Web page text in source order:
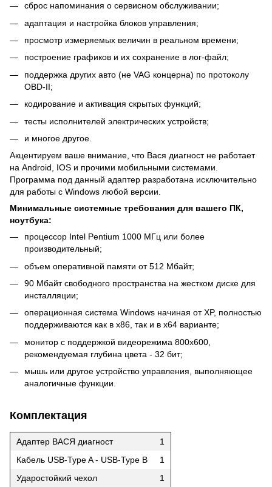
сброс напоминания о сервисном обслуживании;
адаптация и настройка блоков управления;
просмотр измеряемых величин в реальном времени;
построение графиков и их сохранение в лог-файл;
поддержка других авто (не VAG концерна) по протоколу
OBD-II;
кодирование и активация скрытых функций;
тесты исполнителей электрических устройств;
и многое другое.
Акцентируем ваше внимание, что Вася диагност не работает
на Android, IOS и прочими мобильными системами.
Программа под данный адаптер разработана исключительно
для работы с Windows любой версии.
Минимальные системные требования для вашего ПК,
ноутбука:
процессор Intel Pentium 1000 МГц или более
производительный;
объем оперативной памяти от 512 Мбайт;
90 Мбайт свободного пространства на жестком диске для
инсталляции;
операционная система Windows начиная от XP, полностью
поддерживаются как в х86, так и в х64 варианте;
монитор с поддержкой видеорежима 800х600,
рекомендуемая глубина цвета - 32 бит;
мышь или другое устройство управления, выполняющее
аналогичные функции.
Комплектация
Адаптер ВАСЯ диагност
1
Кабель USB-Type A - USB-Type B
1
Ударостойкий чехол
1